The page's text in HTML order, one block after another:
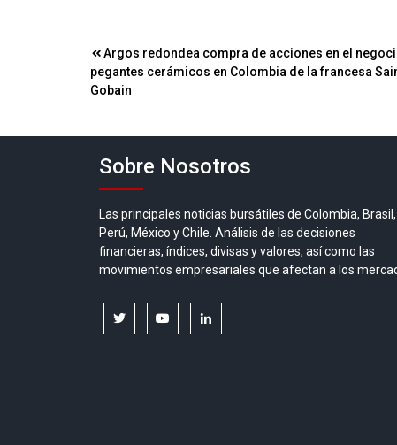
Navegación
de
Argos redondea compra de acciones en el
pegantes cerámicos en Colombia de la francesa
Gobain
Sobre Nosotros
Las principales noticias bursátiles de Colombia, Brasil,
Perú, México y Chile. Análisis de las decisiones
financieras, índices, divisas y valores, así como las
movimientos empresariales que afectan a los
twitter youtubelinkedin